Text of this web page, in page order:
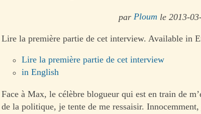
par Ploum le 2013-
Lire la première partie de cet interview. Available in
Lire la première partie de cet interview
in English
Face à Max, le célèbre blogueur qui est en train de
de la politique, je tente de me ressaisir.